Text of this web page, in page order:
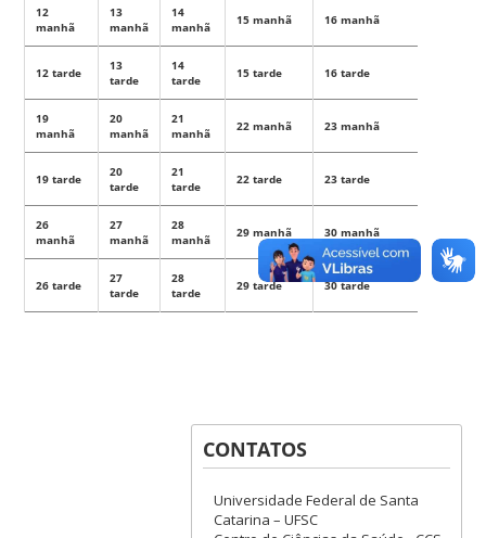
12
manhã
13
manhã
14
manhã
15 manhã 16 manhã
12 tarde
13
tarde
14
tarde
15 tarde 16 tarde
19
manhã
20
manhã
21
manhã
22 manhã 23 manhã
19 tarde
20
tarde
21
tarde
22 tarde 23 tarde
26
manhã
27
manhã
28
manhã
29 manhã 30 manhã
26 tarde
27
tarde
28
tarde
29 tarde 30 tarde
CONTATOS
Universidade Federal de Santa
Catarina – UFSC